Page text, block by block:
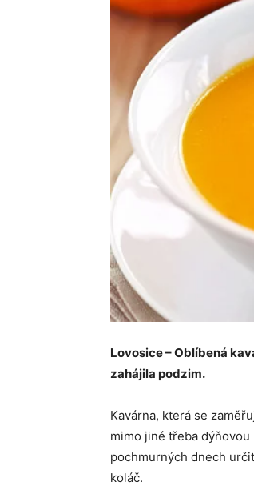
Lovosice – Oblíbená
zahájila podzim.
Kavárna, která se
mimo jiné třeba
pochmurných dnech
koláč.